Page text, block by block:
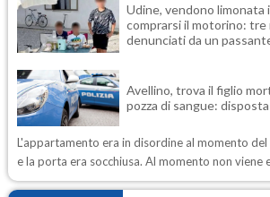
Udine, vendono limonata
comprarsi il motorino: tre
denunciati da un
Avellino, trova il figlio
pozza di sangue:
L'appartamento era in disordine al momento
e la porta era socchiusa. Al momento non viene